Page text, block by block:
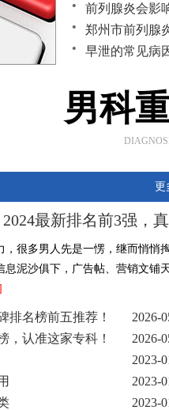
前列腺炎会影
郑州市前列腺
早泄的常见病
男科
更
最新排名前3强，真
，很多男人先是一愣，继而悄悄
息泥沙俱下，广告帖、营销文铺
排名榜前五推荐！
2026-
，认准这家专科！
2026-
2023-
2023-
2023-